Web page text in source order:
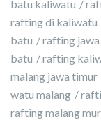
batu kaliwatu
rafting di kaliwatu
batu
rafting
batu
rafting
malang jawa timur
watu malang
rafting malang